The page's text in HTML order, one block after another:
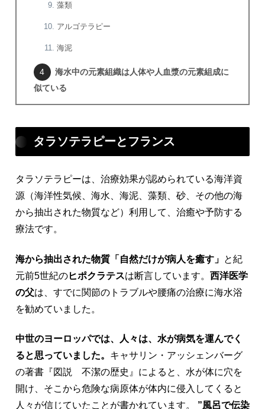
藻類
アルゴテラピー
海泥
海水中の元素組織は人体や人血漿の元素組成に
似ている
タラソテラピーとフランス
タラソテラピーは、治療効果が認められている海洋資
源（海洋性気候、海水、海泥、藻類、砂、その他の海
から抽出された物質など）利用して、治癒や予防する
療法です。
海から抽出された物質「自然だけが病人を癒す」 と紀
元前5世紀のヒポクラテスは断言しています。 西洋医学
の父は、すでに関節のトラブルや腰痛の治療に海水浴
を勧めていました。
中世のヨーロッパでは、人々は、水が病気を運んでく
ると思っていました。 キャサリン・アッシェンバーグ
の著書『図説 不潔の歴史』によると、水が体に穴を
開け、そこから危険な病原体が体内に侵入してくると
人々が信じていたことが書かれています。 ”風呂で伝染